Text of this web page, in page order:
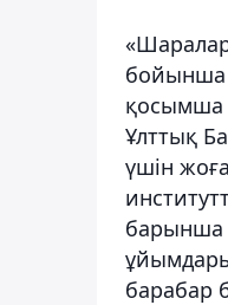
бойынша
қосымша
Ұлттық
үшін
барынша
барабар